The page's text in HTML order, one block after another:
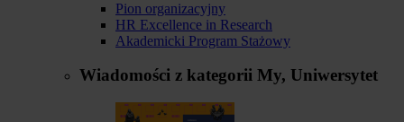
Pion organizacyjny
HR Excellence in Research
Akademicki Program Stażowy
Wiadomości z kategorii My, Uniwersytet